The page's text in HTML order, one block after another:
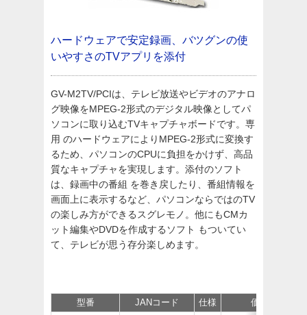
ハードウェアで安定録画、バツグンの使
いやすさのTVアプリを添付
GV-M2TV/PCIは、テレビ放送やビデオのアナロ
グ映像をMPEG-2形式のデジタル映像としてパ
ソコンに取り込むTVキャプチャボードです。専
用 のハードウェアによりMPEG-2形式に変換す
るため、パソコンのCPUに負担をかけず、高品
質なキャプチャを実現します。添付のソフト
は、録画中の番組 を巻き戻したり、番組情報を
画面上に表示するなど、パソコンならではのTV
の楽しみ方ができるスグレモノ。他にもCMカ
ット編集やDVDを作成するソフト もついてい
て、テレビが思う存分楽しめます。
型番 JANコード 仕様 価格